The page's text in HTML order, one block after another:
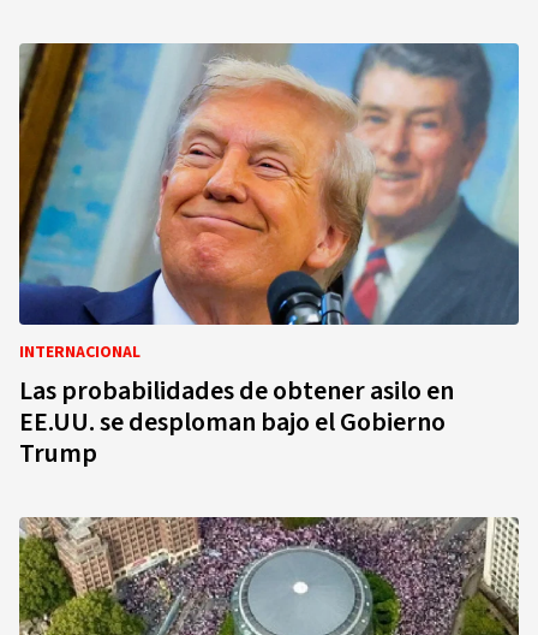
INTERNACIONAL
Las probabilidades de obtener asilo en
EE.UU. se desploman bajo el Gobierno
Trump